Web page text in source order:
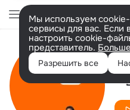
Мы используем
сервисы для вас. Если
настроить cookie-
представитель.
Разрешить все